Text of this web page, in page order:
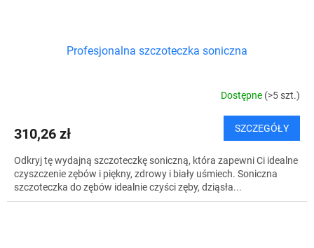
Profesjonalna szczoteczka soniczna
Dostępne (>5 szt.)
310,26 zł SZCZEGÓŁY
Odkryj tę wydajną szczoteczkę soniczną, która zapewni Ci idealne
czyszczenie zębów i piękny, zdrowy i biały uśmiech. Soniczna
szczoteczka do zębów idealnie czyści zęby, dziąsła...